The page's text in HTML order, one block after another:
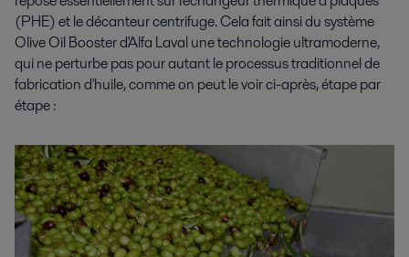
(PHE) et le décanteur centrifuge. Cela fait ainsi du système
Olive Oil Booster d'Alfa Laval une technologie ultramoderne,
qui ne perturbe pas pour autant le processus traditionnel de
fabrication d'huile, comme on peut le voir ci-après, étape par
étape :